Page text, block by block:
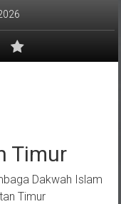
Timur
Dakwah Islam
Timur